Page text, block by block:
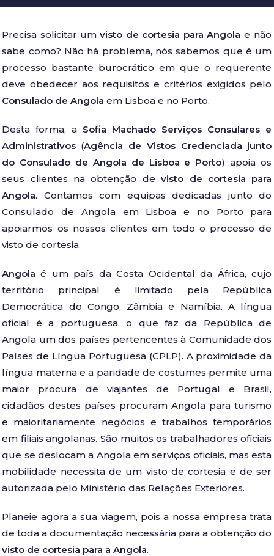
Precisa solicitar umvisto de cortesia para Angola e não
sabe como? Não há problema, nós sabemos que é um
processo bastante burocrático em que o requerente
deve obedecer aos requisitos e critérios exigidos pelo
Consulado de Angola em Lisboa e no Porto.
Desta forma, a Sofia Machado Serviços Consulares e
Administrativos (Agência de Vistos Credenciada junto
do Consulado de Angola de Lisboa e Porto) apoia os
seus clientes na obtenção devisto de cortesia para
Angola. Contamos com equipas dedicadas junto do
Consulado de Angola em Lisboa e no Porto para
apoiarmos os nossos clientes em todo o processo de
visto de cortesia.
Angolaé um país da Costa Ocidental da África, cujo
território principal é limitado pela República
Democrática do Congo, Zâmbia e Namíbia. A língua
oficial é a portuguesa, o que faz da República de
Angola um dos países pertencentes à Comunidade dos
Países de Língua Portuguesa (CPLP). A proximidade da
língua materna e a paridade de costumes permite uma
maior procura de viajantes de Portugal e Brasil,
cidadãos destes países procuram Angola para turismo
e maioritariamente negócios e trabalhos temporários
em filiais angolanas. São muitos os trabalhadores oficiais
que se deslocam a Angola em serviços oficiais, mas esta
mobilidade necessita de um visto de cortesia e de ser
autorizada pelo Ministério das Relações Exteriores.
Planeie agora a sua viagem, pois a nossa empresa trata
de toda a documentação necessária para a obtenção do
visto de cortesia para a Angola.